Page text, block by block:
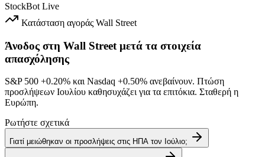
StockBot Live
Κατάσταση αγοράς Wall Street
Άνοδος στη Wall Street μετά τα στοιχεία
απασχόλησης
S&P 500 +0.20% και Nasdaq +0.50% ανεβαίνουν. Πτώση
προσλήψεων Ιουλίου καθησυχάζει για τα επιτόκια. Σταθερή η
Ευρώπη.
Ρωτήστε σχετικά
Γιατί μειώθηκαν οι προσλήψεις στις ΗΠΑ τον Ιούλιο;